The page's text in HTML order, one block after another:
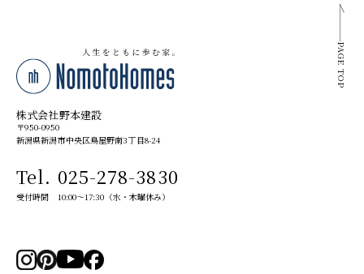
株式会社野本建設
〒950-0950
新潟県新潟市中央区鳥屋野南3丁目8-24
Tel. 025-278-3830
受付時間 10:00～17:30（水・木曜休み）
PAGE TOP